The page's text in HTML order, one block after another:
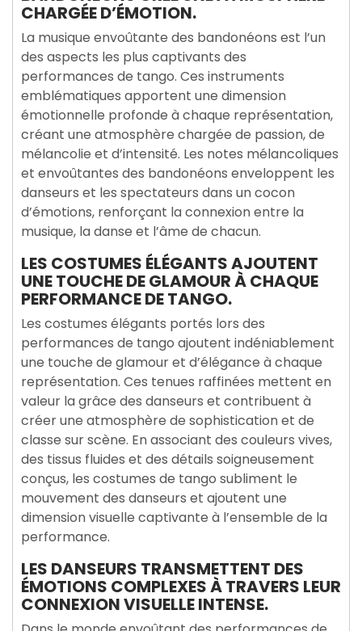
CHARGÉE D’ÉMOTION.
La musique envoûtante des bandonéons est l’un
des aspects les plus captivants des
performances de tango. Ces instruments
emblématiques apportent une dimension
émotionnelle profonde à chaque représentation,
créant une atmosphère chargée de passion, de
mélancolie et d’intensité. Les notes mélancoliques
et envoûtantes des bandonéons enveloppent les
danseurs et les spectateurs dans un cocon
d’émotions, renforçant la connexion entre la
musique, la danse et l’âme de chacun.
LES COSTUMES ÉLÉGANTS AJOUTENT
UNE TOUCHE DE GLAMOUR À CHAQUE
PERFORMANCE DE TANGO.
Les costumes élégants portés lors des
performances de tango ajoutent indéniablement
une touche de glamour et d’élégance à chaque
représentation. Ces tenues raffinées mettent en
valeur la grâce des danseurs et contribuent à
créer une atmosphère de sophistication et de
classe sur scène. En associant des couleurs vives,
des tissus fluides et des détails soigneusement
conçus, les costumes de tango subliment le
mouvement des danseurs et ajoutent une
dimension visuelle captivante à l’ensemble de la
performance.
LES DANSEURS TRANSMETTENT DES
ÉMOTIONS COMPLEXES À TRAVERS LEUR
CONNEXION VISUELLE INTENSE.